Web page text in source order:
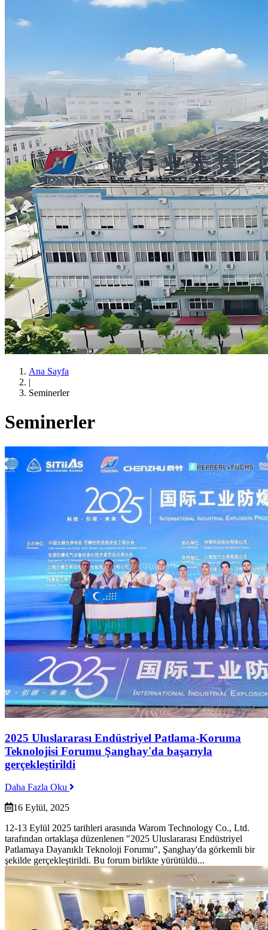
Ana Sayfa
|
Seminerler
Seminerler
2025 Uluslararası Endüstriyel Patlama-Koruma
Teknolojisi Forumu Şanghay'da başarıyla
gerçekleştirildi
Daha Fazla Oku
16 Eylül, 2025
12-13 Eylül 2025 tarihleri arasında Warom Technology Co., Ltd.
tarafından ortaklaşa düzenlenen "2025 Uluslararası Endüstriyel
Patlamaya Dayanıklı Teknoloji Forumu", Şanghay'da görkemli bir
şekilde gerçekleştirildi. Bu forum birlikte yürütüldü...